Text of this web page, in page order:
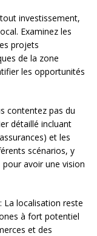
investissement,
Examinez les
projets
de la zone
les opportunités
contentez pas du
détaillé incluant
et les
scénarios, y
avoir une vision
: La localisation reste
à fort potentiel
et des